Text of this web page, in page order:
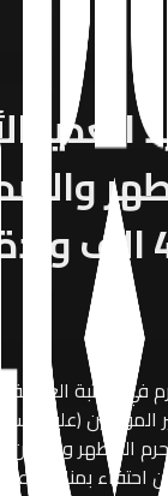
في العتبة
المؤمنين (عليه
المطهر
احتفاء بمناسبة عيد